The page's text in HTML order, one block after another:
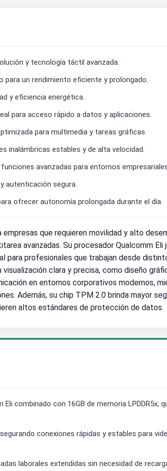
y tecnología táctil avanzada.
para un rendimiento eficiente y prolongado.
y eficiencia energética.
para acceso rápido a datos y aplicaciones.
para multimedia y tareas gráficas.
inalámbricas estables y de alta velocidad.
avanzadas para entornos
autenticación segura.
ofrecer autonomía prolongada durante el día.
que requieren movilidad y alto
avanzadas. Su procesador Qualcomm
para profesionales que trabajan desde
visualización clara y precisa, como diseño
en entornos corporativos modernos,
Además, su chip TPM 2.0 brinda mayor
altos estándares de protección de datos.
combinado con 16GB de memoria
conexiones rápidas y estables para
laborales extendidas sin necesidad de